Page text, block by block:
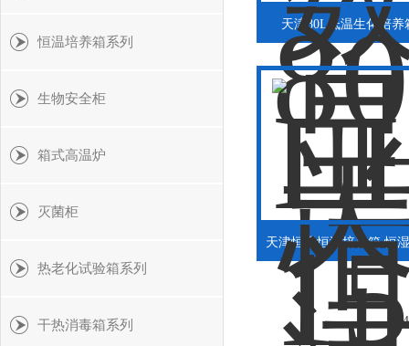
恒温培养箱系列
生物安全柜
箱式高温炉
灭菌柜
热老化试验箱系列
干热消毒箱系列
天津80L低温生化培养
共